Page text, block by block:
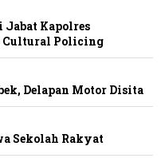
Jabat Kapolres
Cultural Policing
Delapan Motor Disita
Sekolah Rakyat